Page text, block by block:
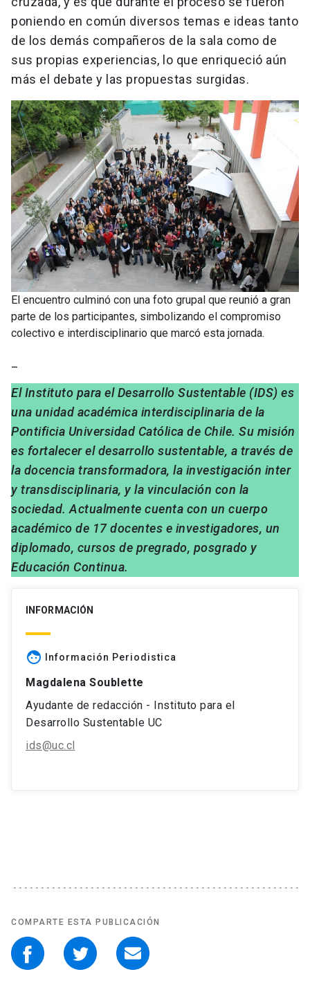
poniendo en común diversos temas e ideas tanto
de los demás compañeros de la sala como de
sus propias experiencias, lo que enriqueció aún
más el debate y las propuestas surgidas.
El encuentro culminó con una foto grupal que reunió a gran
parte de los participantes, simbolizando el compromiso
colectivo e interdisciplinario que marcó esta jornada.
El Instituto para el Desarrollo Sustentable (IDS) es
una unidad académica interdisciplinaria de la
Pontificia Universidad Católica de Chile. Su misión
es fortalecer el desarrollo sustentable, a través de
la docencia transformadora, la investigación inter
y transdisciplinaria, y la vinculación con la
sociedad. Actualmente cuenta con un cuerpo
académico de 17 docentes e investigadores, un
diplomado, cursos de pregrado, posgrado y
Educación Continua.
INFORMACIÓN
face Información Periodistica
Magdalena Soublette
Ayudante de redacción - Instituto para el
Desarrollo Sustentable UC
ids@uc.cl
COMPARTE ESTA PUBLICACIÓN